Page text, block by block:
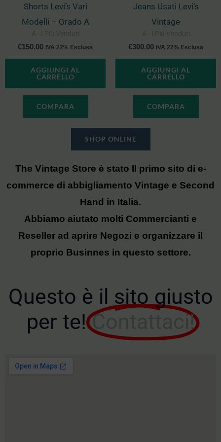
Shorts Levi’s Vari
Modelli – Grado A
€150.00 IVA 22% Esclusa
AGGIUNGI AL
CARRELLO
COMPARA
Jeans Usati Levi’s
Vintage
€300.00 IVA 22% Esclusa
AGGIUNGI AL
CARRELLO
COMPARA
SHOP ONLINE
The Vintage Store è stato Il primo sito di e-
commerce di abbigliamento Vintage e Second
Hand in Italia.
Abbiamo aiutato molti Commercianti e
Reseller ad aprire Negozi e organizzare il
proprio Businnes in questo settore.
Questo è il sito giusto
per te! Contattaci!